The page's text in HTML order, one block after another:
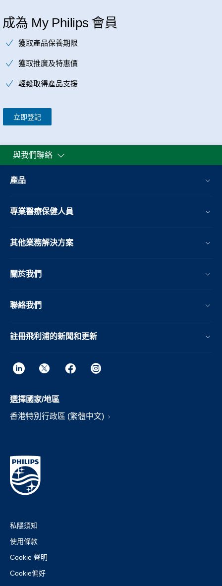
成為 My Philips 會員
獲取產品保養期限
獲取推廣及特惠價
輕鬆取得產品支援
立即登記
與我們聯絡
產品
專業醫療保健人員
其他業務解決方案​
關於我們
聯絡我們
註冊飛利浦的新聞和更新
選擇國家/地區
香港特別行政區 (繁體中文)
私隱須知
使用條款
Cookie 聲明
Cookie偏好